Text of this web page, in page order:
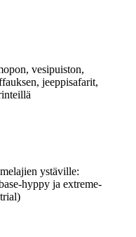
vesipuiston,
jeeppisafarit,
ystäville:
hyppy ja extreme-